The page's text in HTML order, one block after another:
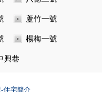
蘆竹一號
楊梅一號
興巷
住宅簡介